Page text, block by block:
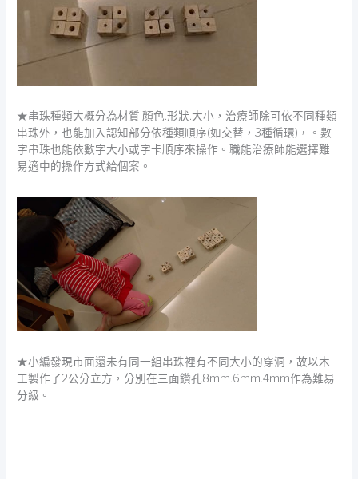
★串珠種類大概分為材質.顏色.形狀.大小，治療師除可依不同種類
串珠外，也能加入認知部分依種類順序(如交替，3種循環)，。數
字串珠也能依數字大小或字卡順序來操作。職能治療師能選擇難
易適中的操作方式給個案。
★小編發現市面還未有同一組串珠裡有不同大小的穿洞，故以木
工製作了2公分立方，分別在三面鑽孔8mm.6mm.4mm作為難易
分級。